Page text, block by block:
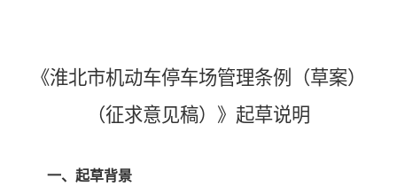
《淮北市机动车停车场管理条例（草案）
（征求意见稿）》起草说明
一、起草背景